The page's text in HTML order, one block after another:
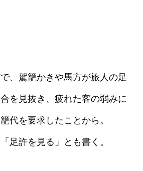
、駕籠かきや馬方が旅人の足
を見抜き、疲れた客の弱みに
代を要求したことから。
足許を見る」とも書く。